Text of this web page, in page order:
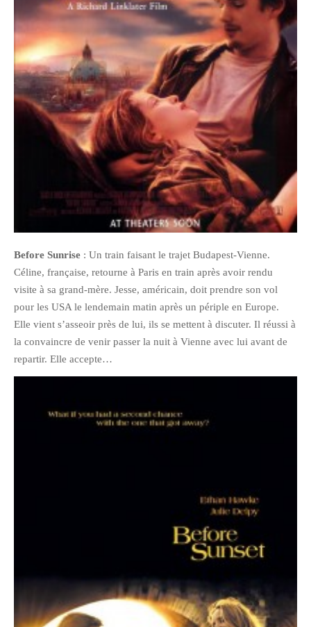
ARCHIVES
avril 2016
février 2016
janvier 2016
octobre 2014
août 2014
mars 2013
décembre 2012
octobre 2012
septembre 2012
août 2012
juillet 2012
mai 2012
mars 2012
février 2012
février 2011
Before Sunrise : Un train faisant le trajet Budapest-Vienne.
Céline, française, retourne à Paris en train après avoir rendu
visite à sa grand-mère. Jesse, américain, doit prendre son vol
pour les USA le lendemain matin après un périple en Europe.
Elle vient s’asseoir près de lui, ils se mettent à discuter. Il réussi à
la convaincre de venir passer la nuit à Vienne avec lui avant de
repartir. Elle accepte…